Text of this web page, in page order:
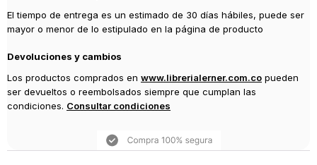
El tiempo de entrega es un estimado de 30 días hábiles, puede ser
mayor o menor de lo estipulado en la página de producto
Devoluciones y cambios
Los productos comprados en www.librerialerner.com.co pueden
ser devueltos o reembolsados siempre que cumplan las
condiciones. Consultar condiciones